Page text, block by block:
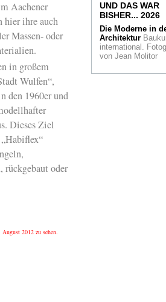
Aachener
hier ihre auch
Massen- oder
in großem
Wulfen“,
den 1960er und
Dieses Ziel
rückgebaut oder
2012 zu sehen.
Architektur - Made in
China. Ein
fotografischer
im Museum für
angewandte Kunst
Makk
UND DAS WAR
BISHER... 2026
Die Moderne in
Architektur
international.
von Jean Molitor